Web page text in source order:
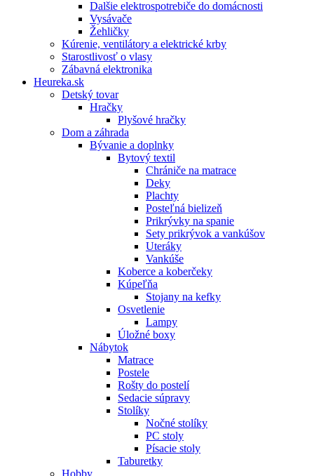
Dalšie elektrospotrebiče do domácnosti
Vysávače
Žehličky
Kúrenie, ventilátory a elektrické krby
Starostlivosť o vlasy
Zábavná elektronika
Heureka.sk
Detský tovar
Hračky
Plyšové hračky
Dom a záhrada
Bývanie a doplnky
Bytový textil
Chrániče na matrace
Deky
Plachty
Posteľná bielizeň
Prikrývky na spanie
Sety prikrývok a vankúšov
Uteráky
Vankúše
Koberce a koberčeky
Kúpeľňa
Stojany na kefky
Osvetlenie
Lampy
Úložné boxy
Nábytok
Matrace
Postele
Rošty do postelí
Sedacie súpravy
Stolíky
Nočné stolíky
PC stoly
Písacie stoly
Taburetky
Hobby